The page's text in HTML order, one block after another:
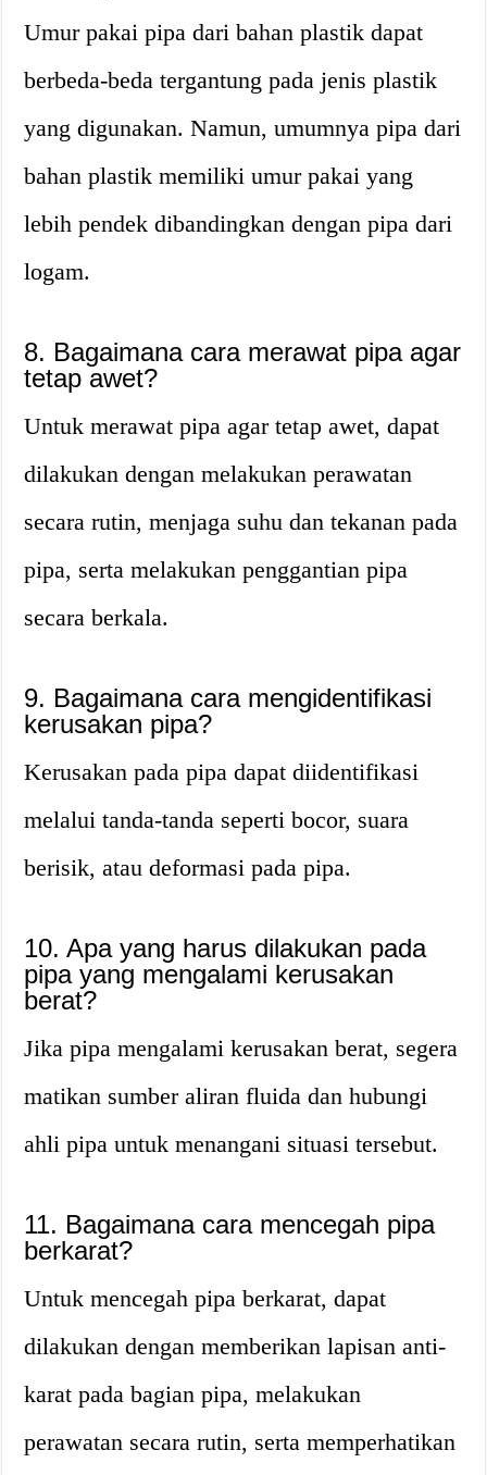
Umur pakai pipa dari bahan plastik dapat
berbeda-beda tergantung pada jenis plastik
yang digunakan. Namun, umumnya pipa dari
bahan plastik memiliki umur pakai yang
lebih pendek dibandingkan dengan pipa dari
logam.
8. Bagaimana cara merawat pipa agar
tetap awet?
Untuk merawat pipa agar tetap awet, dapat
dilakukan dengan melakukan perawatan
secara rutin, menjaga suhu dan tekanan pada
pipa, serta melakukan penggantian pipa
secara berkala.
9. Bagaimana cara mengidentifikasi
kerusakan pipa?
Kerusakan pada pipa dapat diidentifikasi
melalui tanda-tanda seperti bocor, suara
berisik, atau deformasi pada pipa.
10. Apa yang harus dilakukan pada
pipa yang mengalami kerusakan
berat?
Jika pipa mengalami kerusakan berat, segera
matikan sumber aliran fluida dan hubungi
ahli pipa untuk menangani situasi tersebut.
11. Bagaimana cara mencegah pipa
berkarat?
Untuk mencegah pipa berkarat, dapat
dilakukan dengan memberikan lapisan anti-
karat pada bagian pipa, melakukan
perawatan secara rutin, serta memperhatikan